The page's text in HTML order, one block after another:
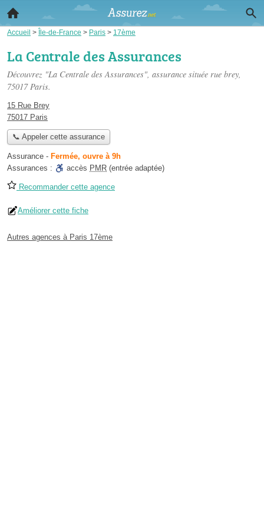
Accueil > Île-de-France > Paris > 17ème
La Centrale des Assurances
Découvrez "La Centrale des Assurances", assurance située rue brey,
75017 Paris.
15 Rue Brey
75017 Paris
📞 Appeler cette assurance
Assurance - Fermée, ouvre à 9h
Assurances :
accès PMR (entrée adaptée)
Recommander cette agence
Améliorer cette fiche
Autres agences à Paris 17ème